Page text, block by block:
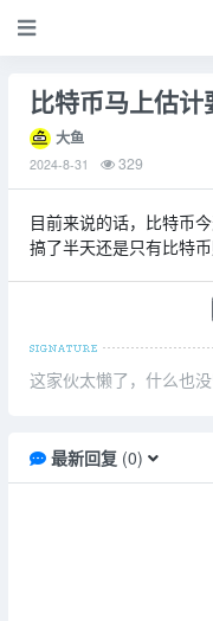
比特币马上估计
大鱼
2024-8-31 329
目前来说的话，比特币
搞了半天还是只有比特币
这家伙太懒了，什么也没
最新回复(0)